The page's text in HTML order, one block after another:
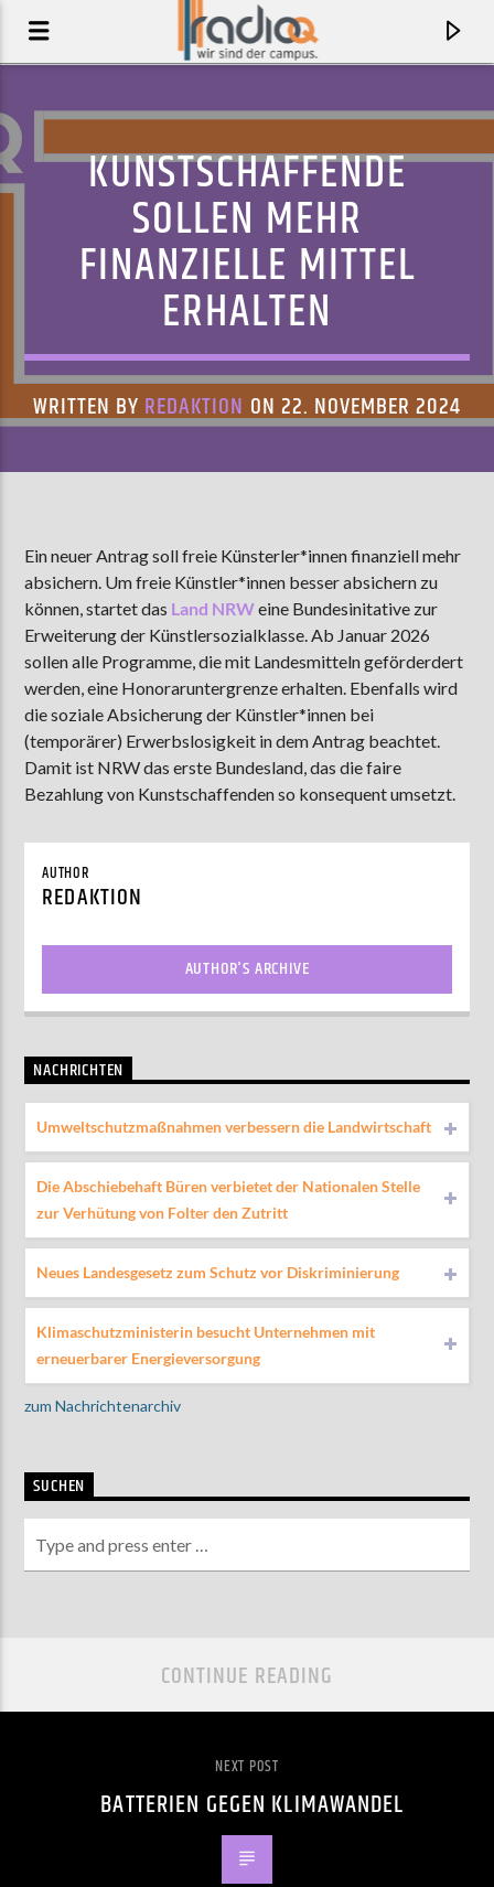
AKTUELLER TRACK
PETROL GIRLS
AKTUELLE SENDUNG
MOEBIUS
12:00 18:00
ZU HÖREN IN Münster90,9 MHz Steinfurt 103,9 MHz
KUNSTSCHAFFENDE
SOLLEN MEHR
FINANZIELLE MITTEL
ERHALTEN
WRITTEN BY REDAKTION ON 22. NOVEMBER 2024
Ein neuer Antrag soll freie Künsterler*innen finanziell mehr
absichern. Um freie Künstler*innen besser absichern zu
können, startet das Land NRWeine Bundesinitative zur
Erweiterung der Künstlersozialklasse. Ab Januar 2026
sollen alle Programme, die mit Landesmitteln geförderdert
werden, eine Honoraruntergrenze erhalten. Ebenfalls wird
die soziale Absicherung der Künstler*innen bei
(temporärer) Erwerbslosigkeit in dem Antrag beachtet.
Damit ist NRW das erste Bundesland, das die faire
Bezahlung von Kunstschaffenden so konsequent umsetzt.
AUTHOR
REDAKTION
AUTHOR'S ARCHIVE
NACHRICHTEN
Umweltschutzmaßnahmen verbessern die Landwirtschaft
Die Abschiebehaft Büren verbietet der Nationalen Stelle
zur Verhütung von Folter den Zutritt
Neues Landesgesetz zum Schutz vor Diskriminierung
Klimaschutzministerin besucht Unternehmen mit
erneuerbarer Energieversorgung
zum Nachrichtenarchiv
SUCHEN
CONTINUE READING
NEXT POST
BATTERIEN GEGEN KLIMAWANDEL